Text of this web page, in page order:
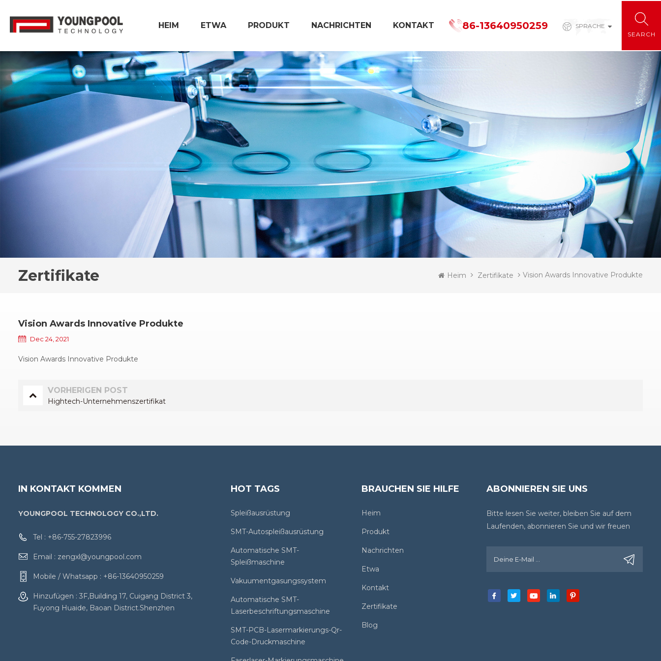
SPRACHE
86-13640950259
HEIM ETWA PRODUKT NACHRICHTEN KONTAKT
Zertifikate Heim Zertifikate Vision Awards Innovative Produkte
Vision Awards Innovative Produkte
Dec 24, 2021
Vision Awards Innovative Produkte
VORHERIGEN POST
Hightech-Unternehmenszertifikat
IN KONTAKT KOMMEN
YOUNGPOOL TECHNOLOGY CO.,LTD.
Tel : +86-755-27823996
Email : zengxl@youngpool.com
Mobile / Whatsapp : +86-13640950259
Hinzufügen : 3F,Building 17, Cuigang District 3,
Fuyong Huaide, Baoan District.Shenzhen
HOT TAGS
Spleißausrüstung
SMT-Autospleißausrüstung
Automatische SMT-
Spleißmaschine
Vakuumentgasungssystem
Automatische SMT-
Laserbeschriftungsmaschine
SMT-PCB-Lasermarkierungs-Qr-
Code-Druckmaschine
BRAUCHEN SIE HILFE
Heim
Produkt
Nachrichten
Etwa
Kontakt
Zertifikate
Blog
ABONNIEREN SIE UNS
Bitte lesen Sie weiter, bleiben Sie auf dem
Laufenden, abonnieren Sie und wir freuen